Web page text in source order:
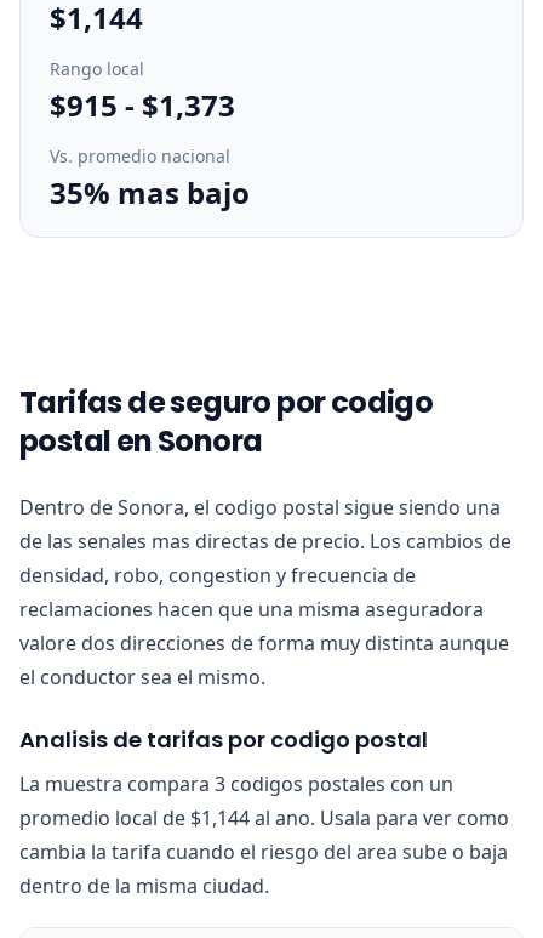
$1,144
Rango local
$915 - $1,373
Vs. promedio nacional
35% mas bajo
Tarifas de seguro por codigo
postal en Sonora
Dentro de Sonora, el codigo postal sigue siendo una
de las senales mas directas de precio. Los cambios de
densidad, robo, congestion y frecuencia de
reclamaciones hacen que una misma aseguradora
valore dos direcciones de forma muy distinta aunque
el conductor sea el mismo.
Analisis de tarifas por codigo postal
La muestra compara 3 codigos postales con un
promedio local de $1,144 al ano. Usala para ver como
cambia la tarifa cuando el riesgo del area sube o baja
dentro de la misma ciudad.